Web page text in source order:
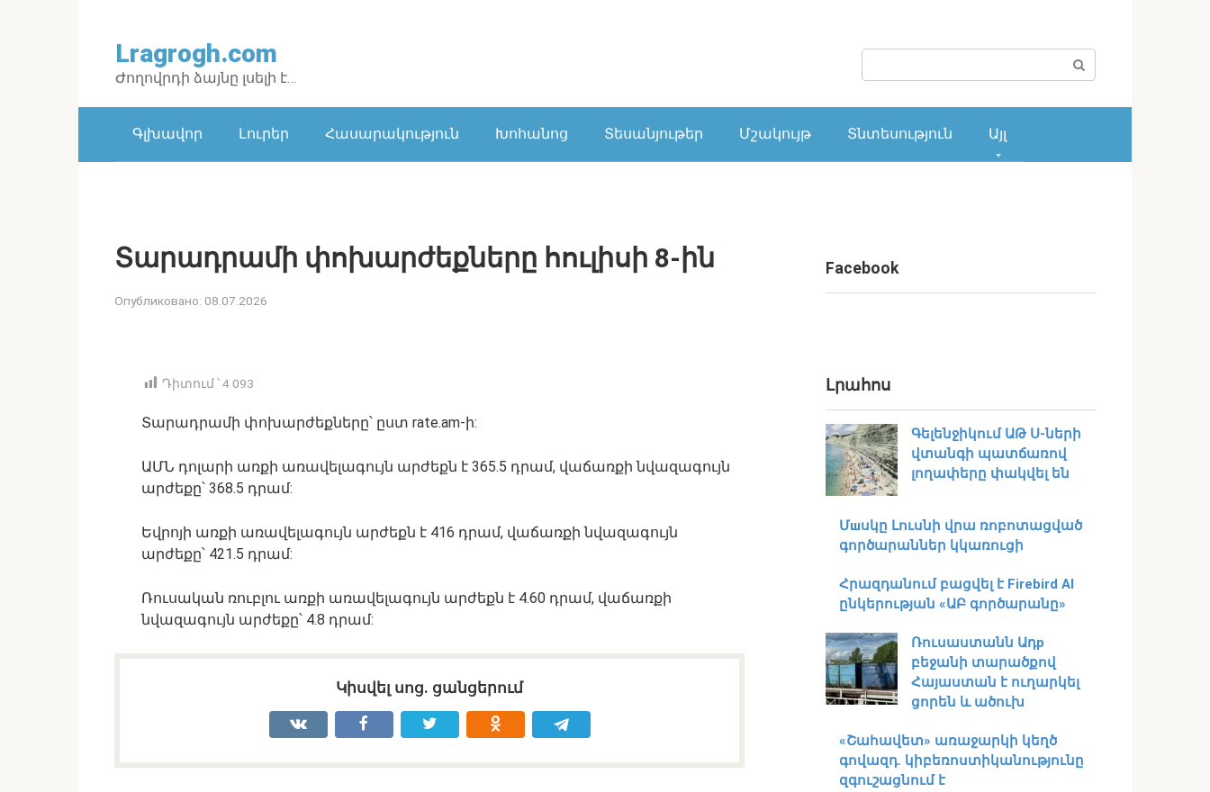
Lragrogh.com
Ժողովրդի ձայնը լսելի է…
Գլխավոր Լուրեր Հասարակություն Խոհանոց Տեսանյութեր Մշակույթ Տնտեսություն Այլ
Տարադրամի փոխարժեքները հուլիսի 8-ին
Опубликовано: 08.07.2026
Դիտում ՝4 093
Տարադրամի փոխարժեքները՝ ըստ rate.am-ի:
ԱՄՆ դոլարի առքի առավելագույն արժեքն է 365.5 դրամ, վաճառքի նվազագույն
արժեքը՝ 368.5 դրամ:
Եվրոյի առքի առավելագույն արժեքն է 416 դրամ, վաճառքի նվազագույն
արժեքը՝ 421.5 դրամ:
Ռուսական ռուբլու առքի առավելագույն արժեքն է 4.60 դրամ, վաճառքի
նվազագույն արժեքը՝ 4.8 դրամ:
Կիսվել սոց․ ցանցերում
Facebook
Լրահոս
Գելենջիկում ԱԹ Ս-ների
վտանգի պատճառով
լողափերը փակվել են
Մшսկը Լուսնի վրա ռոբոտացված
գործարաններ կկառուցի
Հրազդանում բացվել է Firebird AI
ընկերության «ԱԲ գործարանը»
Ռուսաստանն Ադр
բեջանի տարածքով
Հայաստան է ուղարկել
ցորեն և ածուխ
«Շահավետ» առաջարկի կեղծ
գովազդ. կիբեռոստիկանությունը
զգուշացնում է